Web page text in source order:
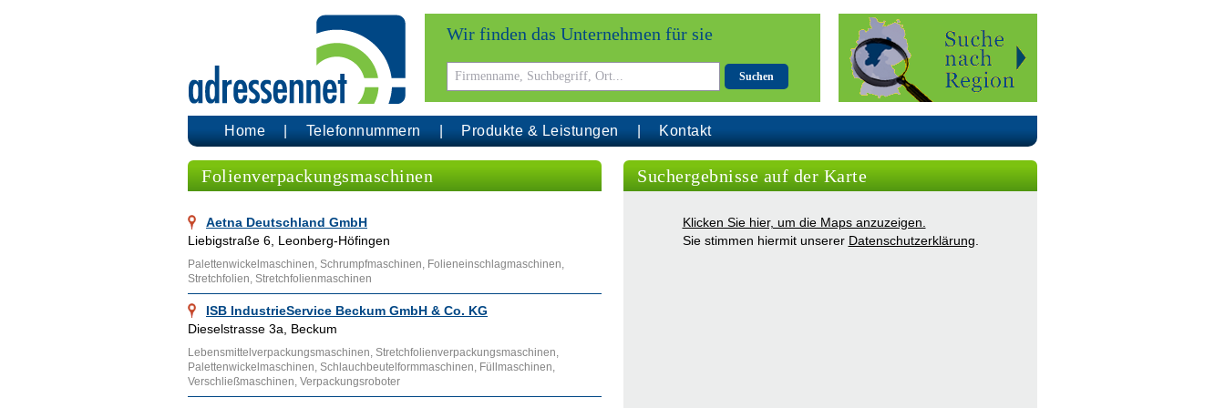
Wir finden das Unternehmen für sie
Suchen
Home Telefonnummern Produkte & Leistungen Kontakt
Folienverpackungsmaschinen
Aetna Deutschland GmbH
Liebigstraße 6, Leonberg-Höfingen
Palettenwickelmaschinen, Schrumpfmaschinen, Folieneinschlagmaschinen,
Stretchfolien, Stretchfolienmaschinen
ISB IndustrieService Beckum GmbH & Co. KG
Dieselstrasse 3a, Beckum
Lebensmittelverpackungsmaschinen, Stretchfolienverpackungsmaschinen,
Palettenwickelmaschinen, Schlauchbeutelformmaschinen, Füllmaschinen,
Verschließmaschinen, Verpackungsroboter
Suchergebnisse auf der Karte
Klicken Sie hier, um die Maps anzuzeigen.
Sie stimmen hiermit unserer Datenschutzerklärung